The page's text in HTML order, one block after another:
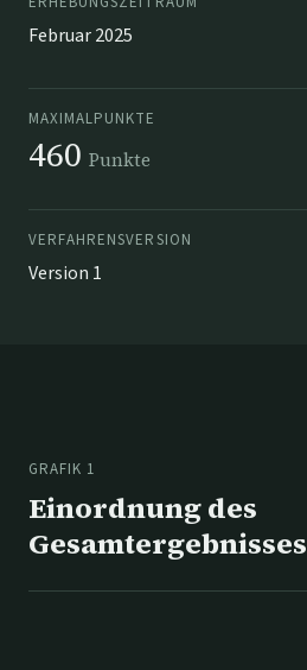
Februar 2025
MAXIMALPUNKTE
460 Punkte
VERFAHRENSVERSION
Version 1
GRAFIK 1
Einordnung des
Gesamtergebnisses